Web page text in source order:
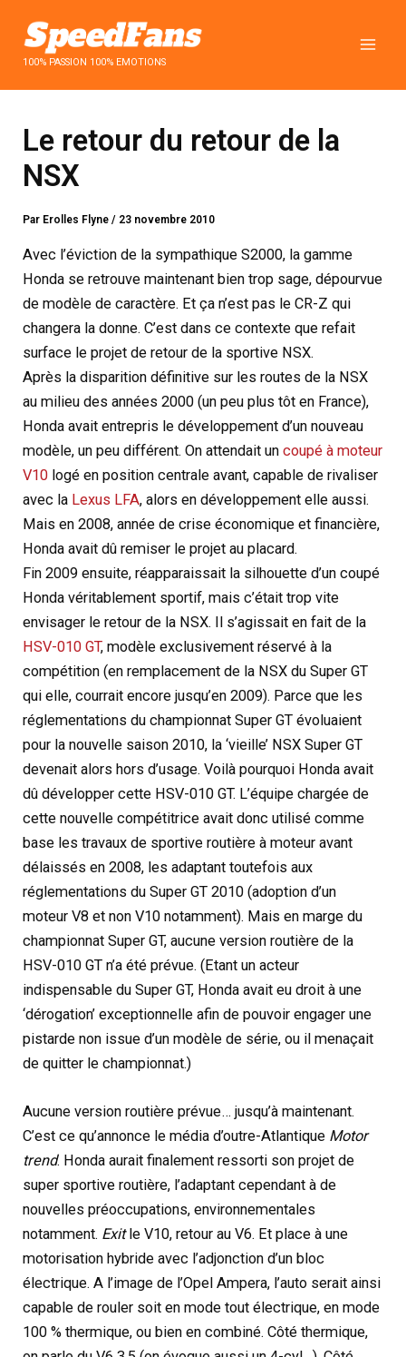
contenu100% PASSION 100% EMOTIONS
Le retour du retour de la
NSX
Par Erolles Flyne/ 23 novembre 2010
Avec l’éviction de la sympathique S2000, la gamme
Honda se retrouve maintenant bien trop sage, dépourvue
de modèle de caractère. Et ça n’est pas le CR-Z qui
changera la donne. C’est dans ce contexte que refait
surface le projet de retour de la sportive NSX.
Après la disparition définitive sur les routes de la NSX
au milieu des années 2000 (un peu plus tôt en France),
Honda avait entrepris le développement d’un nouveau
modèle, un peu différent. On attendait uncoupé à moteur
V10 logé en position centrale avant, capable de rivaliser
avec la Lexus LFA, alors en développement elle aussi.
Mais en 2008, année de crise économique et financière,
Honda avait dû remiser le projet au placard.
Fin 2009 ensuite, réapparaissait la silhouette d’un coupé
Honda véritablement sportif, mais c’était trop vite
envisager le retour de la NSX. Il s’agissait en fait de la
HSV-010 GT, modèle exclusivement réservé à la
compétition (en remplacement de la NSX du Super GT
qui elle, courrait encore jusqu’en 2009). Parce que les
réglementations du championnat Super GT évoluaient
pour la nouvelle saison 2010, la ‘vieille’ NSX Super GT
devenait alors hors d’usage. Voilà pourquoi Honda avait
dû développer cette HSV-010 GT. L’équipe chargée de
cette nouvelle compétitrice avait donc utilisé comme
base les travaux de sportive routière à moteur avant
délaissés en 2008, les adaptant toutefois aux
réglementations du Super GT 2010 (adoption d’un
moteur V8 et non V10 notamment). Mais en marge du
championnat Super GT, aucune version routière de la
HSV-010 GT n’a été prévue. (Etant un acteur
indispensable du Super GT, Honda avait eu droit à une
‘dérogation’ exceptionnelle afin de pouvoir engager une
pistarde non issue d’un modèle de série, ou il menaçait
de quitter le championnat.)
Aucune version routière prévue… jusqu’à maintenant.
C’est ce qu’annonce le média d’outre-Atlantique Motor
trend. Honda aurait finalement ressorti son projet de
super sportive routière, l’adaptant cependant à de
nouvelles préoccupations, environnementales
notamment. Exitle V10, retour au V6. Et place à une
motorisation hybride avec l’adjonction d’un bloc
électrique. A l’image de l’Opel Ampera, l’auto serait ainsi
capable de rouler soit en mode tout électrique, en mode
100 % thermique, ou bien en combiné. Côté thermique,